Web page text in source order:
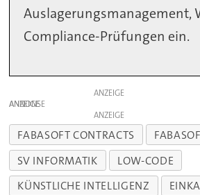
Auslagerungsmanagement,
Compliance-Prüfungen ein.
ANZEIGE
ANZEIGE
ANZEIGE
FABASOFT CONTRACTS
SV INFORMATIK
LOW-CODE
KÜNSTLICHE INTELLIGENZ